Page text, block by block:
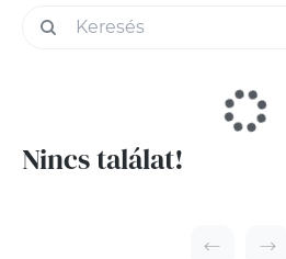
Nincs találat!